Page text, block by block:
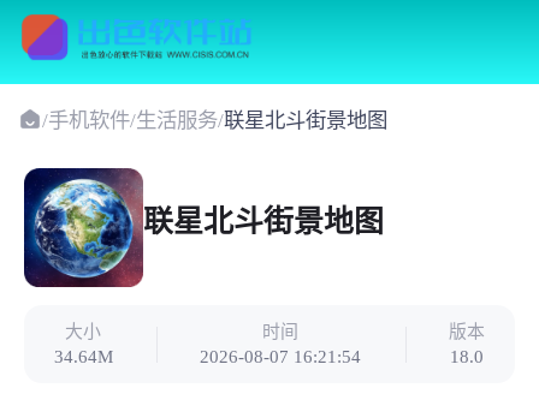
/手机软件/生活服务/联星北斗街景地图
联星北斗街景地图
大小
34.64M
时间
2026-08-07 16:21:54
版本
18.0